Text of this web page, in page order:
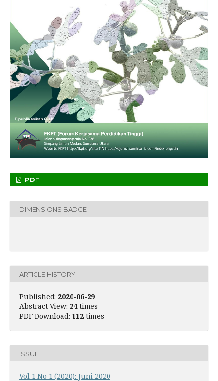
PDF
DIMENSIONS BADGE
ARTICLE HISTORY
Published: 2020-06-29
Abstract View: 24times
PDF Download: 112 times
ISSUE
Vol 1 No 1 (2020): Juni 2020